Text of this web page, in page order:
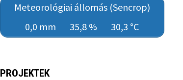
Meteorológiai állomás (Sencrop)
0,0 mm
35,8 % 30,3 °C
PROJEKTEK